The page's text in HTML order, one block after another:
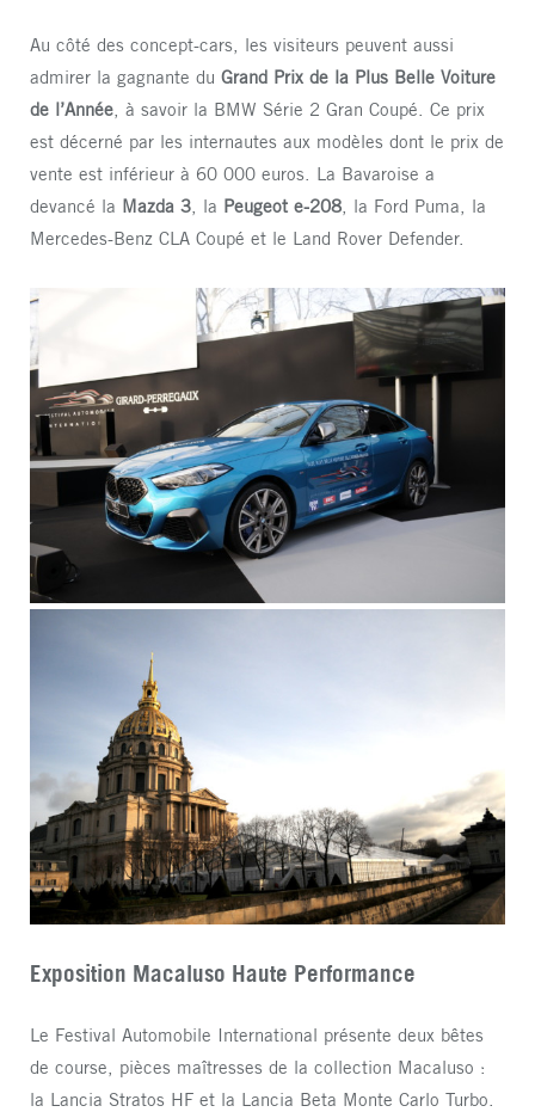
Au côté des concept-cars, les visiteurs peuvent aussi
admirer la gagnante du Grand Prix de la Plus Belle Voiture
de l’Année , à savoir la BMW Série 2 Gran Coupé. Ce prix
est décerné par les internautes aux modèles dont le prix de
vente est inférieur à 60 000 euros. La Bavaroise a
devancé la Mazda 3 , la Peugeot e-208 , la Ford Puma, la
Mercedes-Benz CLA Coupé et le Land Rover Defender.
Exposition Macaluso Haute Performance
Le Festival Automobile International présente deux bêtes
de course, pièces maîtresses de la collection Macaluso :
la Lancia Stratos HF et la Lancia Beta Monte Carlo Turbo.